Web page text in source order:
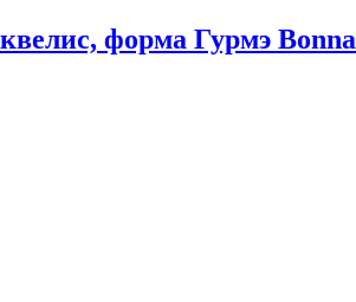
форма Гурмэ Bonna